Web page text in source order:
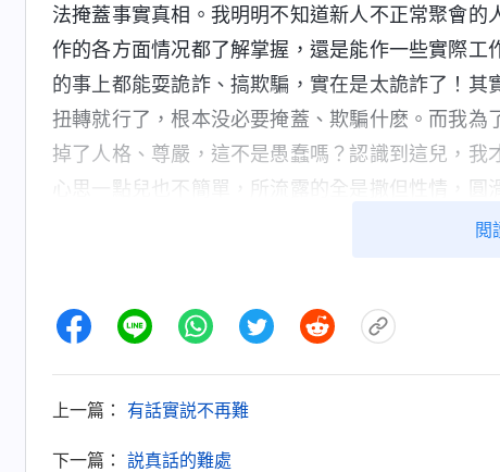
法掩蓋事實真相。我明明不知道新人不正常聚會
作的各方面情况都了解掌握，還是能作一些實際
的事上都能耍詭詐、搞欺騙，實在是太詭詐了！
扭轉就行了，根本没必要掩蓋、欺騙什麽。而我
掉了人格、尊嚴，這不是愚蠢嗎？認識到這兒，我
心思一點兒也不簡單，所流露的全是撒但性情，
都噁心自己，又怎能不讓神噁心、厭憎呢？一直
没有事實的顯明與神話語的審判揭示，我還絲毫不
隨後，我看到神的話説：「
各種藉口為自己開脱，從而達到推卸責任的目的，
閲
上一篇： 有話實説不再難
下一篇： 説真話的難處